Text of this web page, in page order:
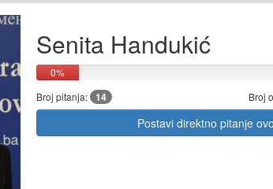
Senita Handukić
0%
Broj pitanja: 14 Broj
Postavi direktno pitanje